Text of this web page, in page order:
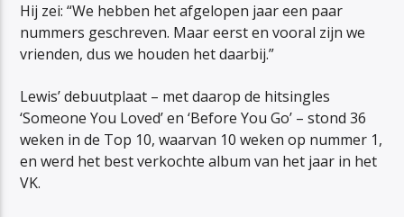
Hij zei: “We hebben het afgelopen jaar een paar
nummers geschreven. Maar eerst en vooral zijn we
vrienden, dus we houden het daarbij.”
Lewis’ debuutplaat – met daarop de hitsingles
‘Someone You Loved’ en ‘Before You Go’ – stond 36
weken in de Top 10, waarvan 10 weken op nummer 1,
en werd het best verkochte album van het jaar in het
VK.